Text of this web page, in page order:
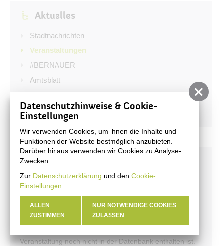
Aktuelles
Stadtnachrichten
Veranstaltungen
#BERNAUER
Amtsblatt
Öffentliche Auslegungen
Veranstaltungen melden
Sie können Ihre Veranstaltungen in die Datenbank der
BeSt — Bernauer Stadmarketing GmbH eintragen lassen.
Bitte beachten Sie, dass die Veranstaltung zunächst von
der BeSt freigeschaltet wird, sodass es zu einer kurzen
Veranstaltung noch nicht in der Datenbank enthalten ist.
Datenschutzhinweise & Cookie-
Einstellungen
Wir verwenden Cookies, um Ihnen die Inhalte und
Funktionen der Website bestmöglich anzubieten.
Darüber hinaus verwenden wir Cookies zu Analyse-
Zwecken.
Zur Datenschutzerklärung und den Cookie-
Einstellungen
ALLEN
ZUSTIMMEN
NUR NOTWENDIGE COOKIES
ZULASSEN